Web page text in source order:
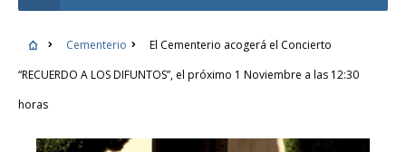
Cementerio
El Cementerio acogerá el Concierto
“RECUERDO A LOS DIFUNTOS”, el próximo 1 Noviembre a las 12:30
horas